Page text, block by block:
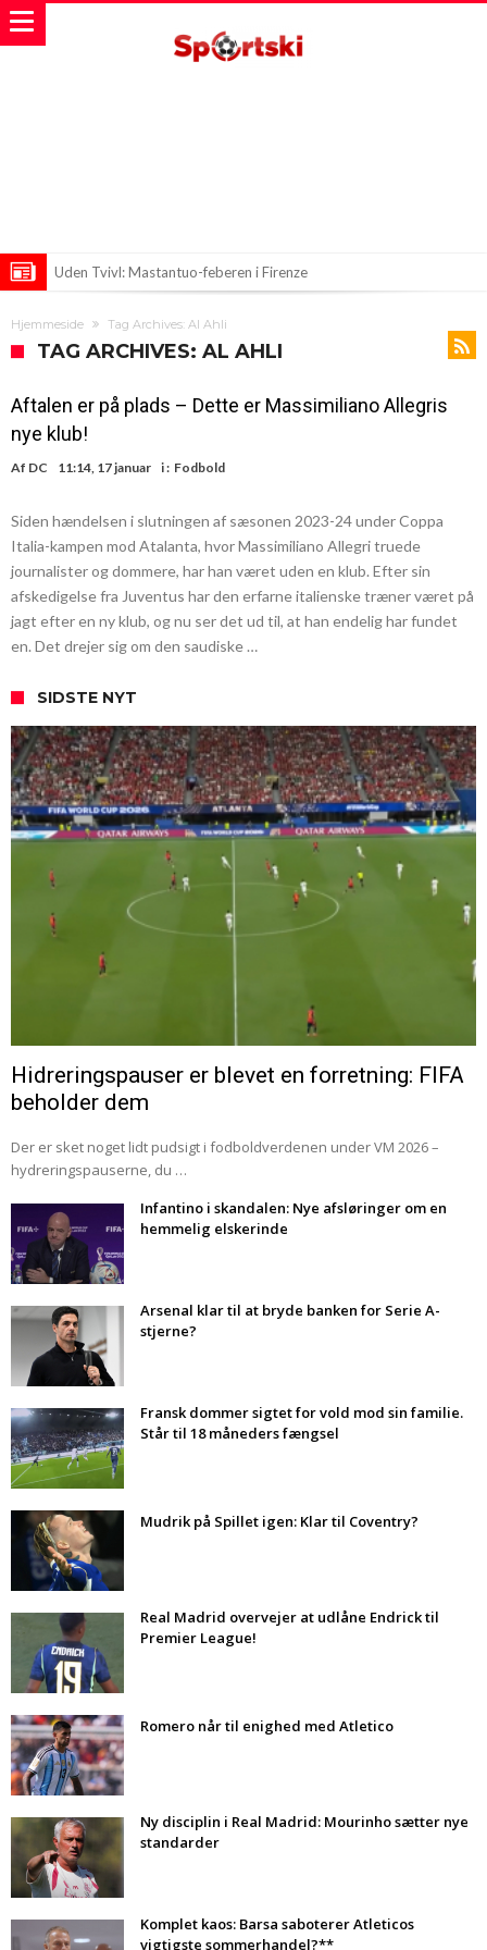
Uden Tvivl: Mastantuo-feberen i Firenze
Barselona venter på tilbud til Ferran Torres
Hjemmeside Tag Archives: Al Ahli
TAG ARCHIVES: AL AHLI
Aftalen er på plads – Dette er Massimiliano Allegris
nye klub!
Af DC 11:14, 17 januar i : Fodbold
Siden hændelsen i slutningen af sæsonen 2023-24 under Coppa
Italia-kampen mod Atalanta, hvor Massimiliano Allegri truede
journalister og dommere, har han været uden en klub. Efter sin
afskedigelse fra Juventus har den erfarne italienske træner været på
jagt efter en ny klub, og nu ser det ud til, at han endelig har fundet
en. Det drejer sig om den saudiske …
SIDSTE NYT
Hidreringspauser er blevet en forretning: FIFA
beholder dem
Der er sket noget lidt pudsigt i fodboldverdenen under VM 2026 –
hydreringspauserne, du …
Infantino i skandalen: Nye afsløringer om en
hemmelig elskerinde
Arsenal klar til at bryde banken for Serie A-
stjerne?
Fransk dommer sigtet for vold mod sin familie.
Står til 18 måneders fængsel
Mudrik på Spillet igen: Klar til Coventry?
Real Madrid overvejer at udlåne Endrick til
Premier League!
Romero når til enighed med Atletico
Ny disciplin i Real Madrid: Mourinho sætter nye
standarder
Komplet kaos: Barsa saboterer Atleticos
vigtigste sommerhandel?**